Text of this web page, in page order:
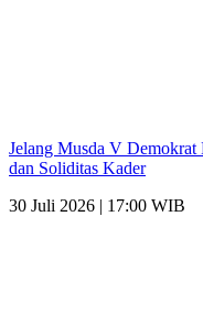
Jelang Musda V
dan Soliditas Kader
30 Juli 2026 | 17:00 WIB